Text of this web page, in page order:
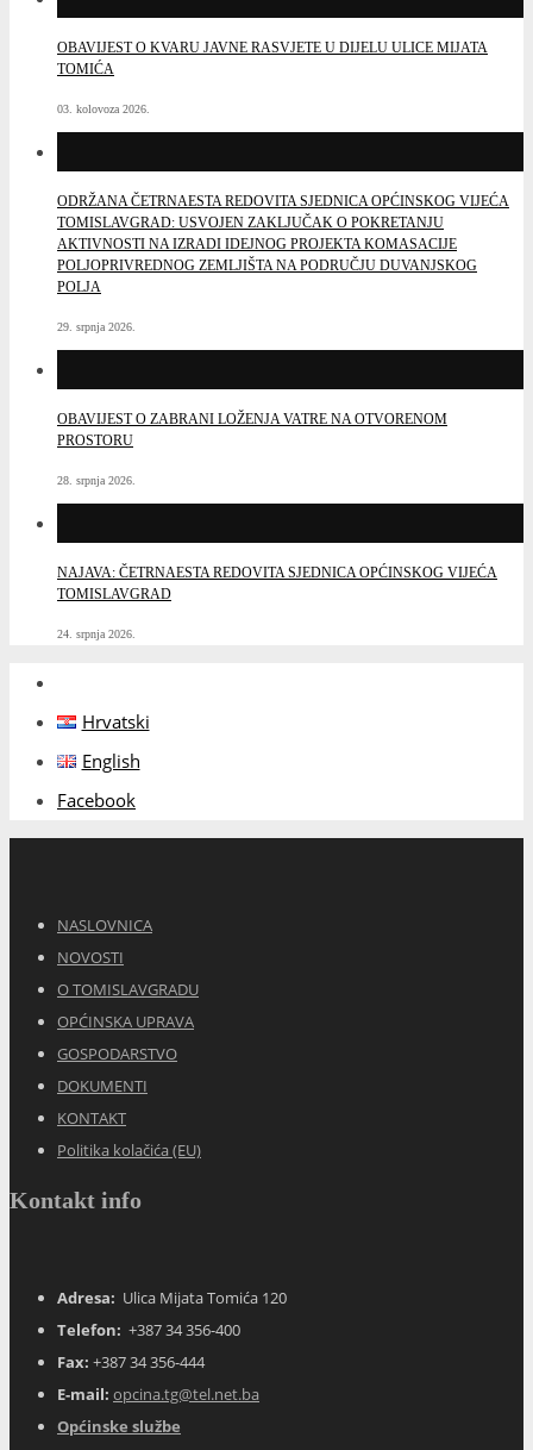
OBAVIJEST O KVARU JAVNE RASVJETE U DIJELU ULICE MIJATA
TOMIĆA
03. kolovoza 2026.
ODRŽANA ČETRNAESTA REDOVITA SJEDNICA OPĆINSKOG VIJEĆA
TOMISLAVGRAD: USVOJEN ZAKLJUČAK O POKRETANJU
AKTIVNOSTI NA IZRADI IDEJNOG PROJEKTA KOMASACIJE
POLJOPRIVREDNOG ZEMLJIŠTA NA PODRUČJU DUVANJSKOG
POLJA
29. srpnja 2026.
OBAVIJEST O ZABRANI LOŽENJA VATRE NA OTVORENOM
PROSTORU
28. srpnja 2026.
NAJAVA: ČETRNAESTA REDOVITA SJEDNICA OPĆINSKOG VIJEĆA
TOMISLAVGRAD
24. srpnja 2026.
Hrvatski
English
Facebook
NASLOVNICA
NOVOSTI
O TOMISLAVGRADU
OPĆINSKA UPRAVA
GOSPODARSTVO
DOKUMENTI
KONTAKT
Politika kolačića (EU)
Kontakt info
Adresa: Ulica Mijata Tomića 120
Telefon: +387 34 356-400
Fax: +387 34 356-444
E-mail: opcina.tg@tel.net.ba
Općinske službe